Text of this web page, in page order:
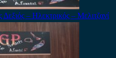
– Ηλεκτρικός – Μελιτζανί